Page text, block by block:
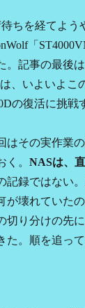
待ちを経てよう
「
。記事の最後
、いよいよこ
の復活に挑戦
はその実作業
く。NASは、
記録ではない
が壊れていた
切り分けの先
た。順を追っ